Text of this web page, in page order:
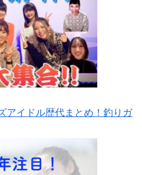
アイドル歴代まとめ！釣りガ